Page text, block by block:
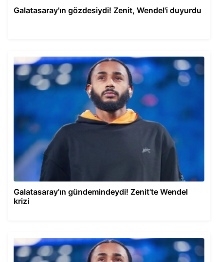
Galatasaray'ın gözdesiydi! Zenit, Wendel'i duyurdu
Galatasaray'ın gündemindeydi! Zenit'te Wendel
krizi